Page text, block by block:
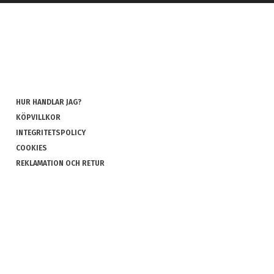
HUR HANDLAR JAG?
KÖPVILLKOR
INTEGRITETSPOLICY
COOKIES
REKLAMATION OCH RETUR